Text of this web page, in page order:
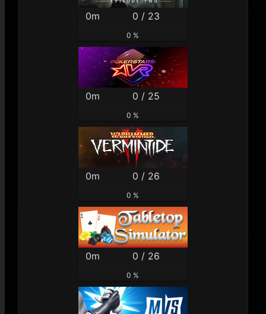
0m 0 / 23
0 %
0m 0 / 25
0 %
0m 0 / 26
0 %
0m 0 / 26
0 %